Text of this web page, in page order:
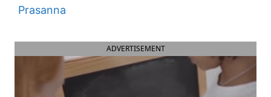
Prasanna
ADVERTISEMENT